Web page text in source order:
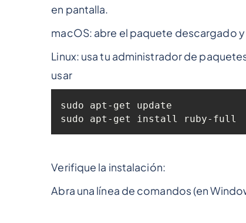
en pantalla.
macOS: abre el paquete descargado
Linux: usa tu administrador de
usar
sudo apt-get install ruby-full
Verifique la instalación:
Abra una línea de comandos (en